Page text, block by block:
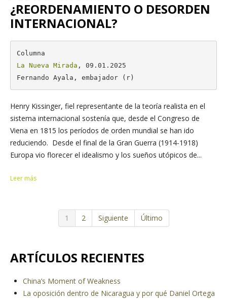
¿REORDENAMIENTO O DESORDEN
INTERNACIONAL?
La Nueva Mirada , 09.01.2025
Fernando Ayala, embajador (r)
Henry Kissinger, fiel representante de la teoría realista en el
sistema internacional sostenía que, desde el Congreso de
Viena en 1815 los períodos de orden mundial se han ido
reduciendo. Desde el final de la Gran Guerra (1914-1918)
Europa vio florecer el idealismo y los sueños utópicos de...
Leer más
1 2 Siguiente Último
ARTÍCULOS RECIENTES
China’s Moment of Weakness
La oposición dentro de Nicaragua y por qué Daniel Ortega